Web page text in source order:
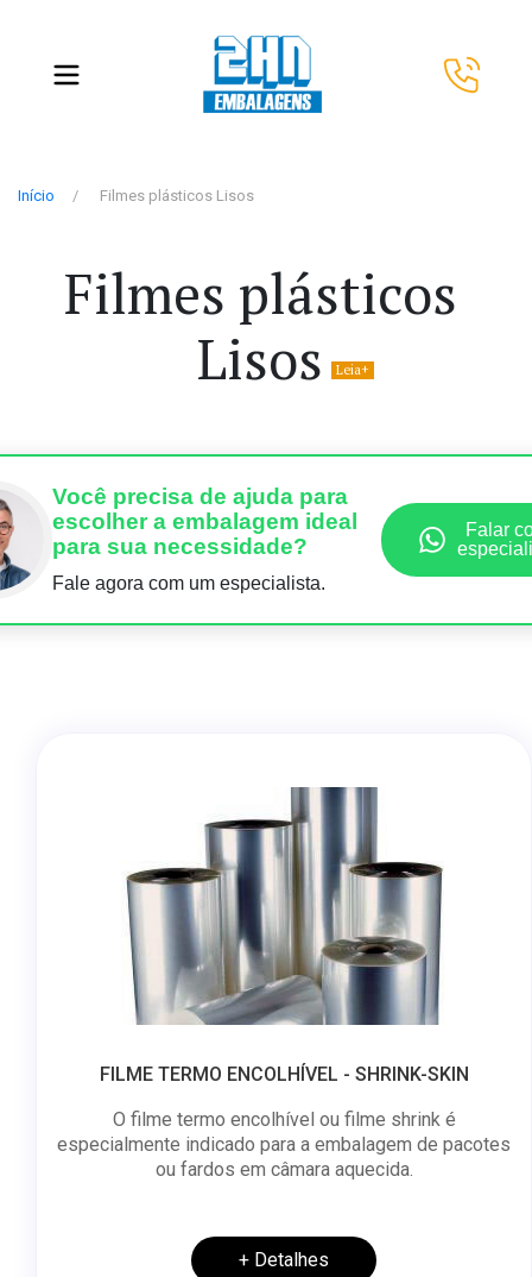
Início Filmes plásticos Lisos
Filmes plásticos
Lisos
Você precisa de ajuda para
escolher a embalagem ideal
para sua necessidade?
Fale agora com um especialista.
Falar
FILME TERMO ENCOLHÍVEL - SHRINK-SKIN
O filme termo encolhível ou filme shrink é
especialmente indicado para a embalagem de pacotes
ou fardos em câmara aquecida.
+ Detalhes